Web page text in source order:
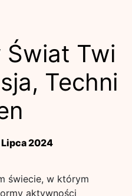
Świat Twi
Techni
2024
świecie, w którym
aktywności